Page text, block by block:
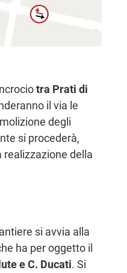
tra Prati di
il via le
degli
si procederà,
realizzazione della
si avvia alla
ha per oggetto il
e C. Ducati. Si